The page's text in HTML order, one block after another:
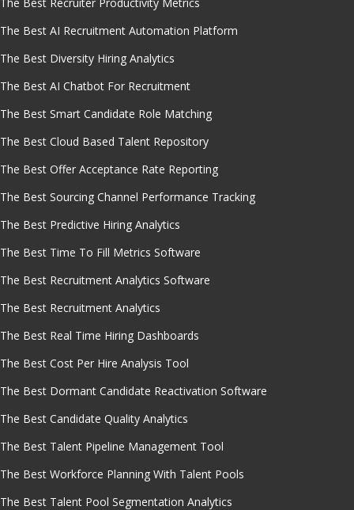
The Best AI Recruitment Automation Platform
The Best Diversity Hiring Analytics
The Best AI Chatbot For Recruitment
The Best Smart Candidate Role Matching
The Best Cloud Based Talent Repository
The Best Offer Acceptance Rate Reporting
The Best Sourcing Channel Performance Tracking
The Best Predictive Hiring Analytics
The Best Time To Fill Metrics Software
The Best Recruitment Analytics Software
The Best Recruitment Analytics
The Best Real Time Hiring Dashboards
The Best Cost Per Hire Analysis Tool
The Best Dormant Candidate Reactivation Software
The Best Candidate Quality Analytics
The Best Talent Pipeline Management Tool
The Best Workforce Planning With Talent Pools
The Best Talent Pool Segmentation Analytics